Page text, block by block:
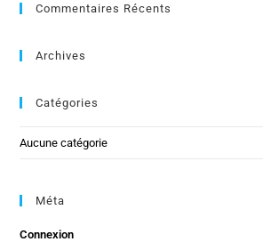
Commentaires Récents
Archives
Catégories
Aucune catégorie
Méta
Connexion